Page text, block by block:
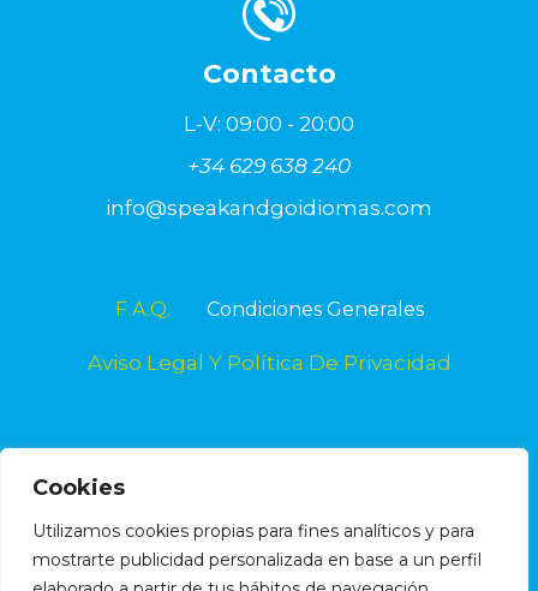
Cookies
Utilizamos cookies propias para fines analíticos y para
mostrarte publicidad personalizada en base a un perfil
Contacto
L-V: 09:00 - 20:00
+34 629 638 240
info@speakandgoidiomas.com
F.A.Q. Condiciones Generales
Aviso Legal Y Política De Privacidad